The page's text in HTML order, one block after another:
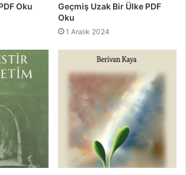
Oku
Geçmiş Uzak Bir Ülke PDF
Oku
1 Aralık 2024